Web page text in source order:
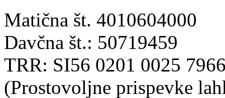
Matična št. 4010604000
Davčna št.: 50719459
TRR: SI56 0201 0025
(Prostovoljne prispevke